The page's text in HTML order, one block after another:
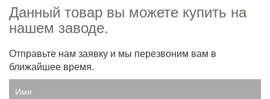
Данный товар вы можете купить на
нашем заводе.
Отправьте нам заявку и мы перезвоним вам в
ближайшее время.
Имя